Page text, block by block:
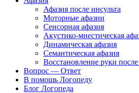
Афазия после инсульта
Моторные афазии
Сенсорная афазия
Акустико-мнестическая
Динамическая афазия
Семантическая афазия
Восстановление руки после
Вопрос — Ответ
В помощь Логопеду
Блог Логопеда